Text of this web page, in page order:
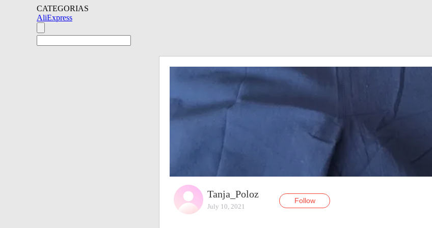
CATEGORIAS
AliExpress
Tanja_Poloz
July 10, 2021
Follow